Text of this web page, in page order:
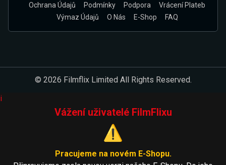
Ochrana Údajů Podmínky Podpora
Vrácení Plateb
Výmaz Údajů
O Nás E-Shop FAQ
© 2026 Filmflix Limited All Rights Reserved.
i
Vážení uživatelé FilmFlixu
⚠️
Pracujeme na novém E-Shopu.